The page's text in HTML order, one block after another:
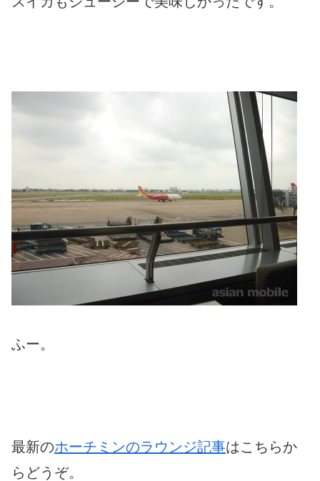
ふー。
最新のホーチミンのラウンジ記事はこちらか
らどうぞ。